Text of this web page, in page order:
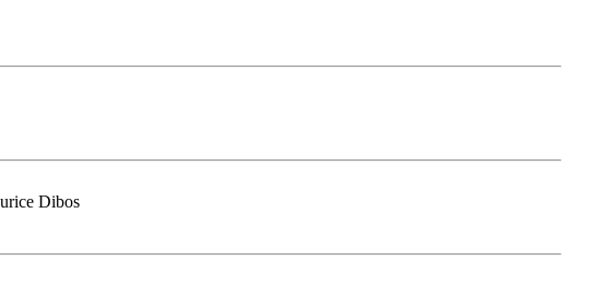
Dibos